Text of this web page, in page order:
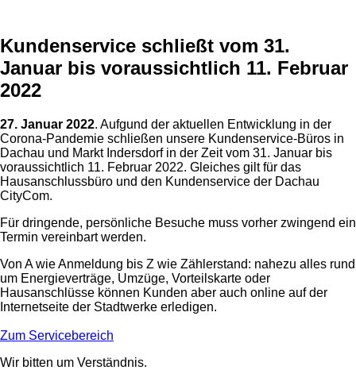
Kundenservice schließt vom 31.
Januar bis voraussichtlich 11. Februar
2022
27. Januar 2022. Aufgund der aktuellen Entwicklung in der
Corona-Pandemie schließen unsere Kundenservice-Büros in
Dachau und Markt Indersdorf in der Zeit vom 31. Januar bis
voraussichtlich 11. Februar 2022. Gleiches gilt für das
Hausanschlussbüro und den Kundenservice der Dachau
CityCom.
Für dringende, persönliche Besuche muss vorher zwingend ein
Termin vereinbart werden.
Von A wie Anmeldung bis Z wie Zählerstand: nahezu alles rund
um Energieverträge, Umzüge, Vorteilskarte oder
Hausanschlüsse können Kunden aber auch online auf der
Internetseite der Stadtwerke erledigen.
Zum Servicebereich
Wir bitten um Verständnis.